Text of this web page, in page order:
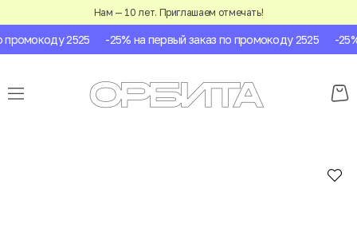
Нам — 10 лет. Приглашаем отмечать!
2525 -25% на первый заказ по промокоду 2525 -